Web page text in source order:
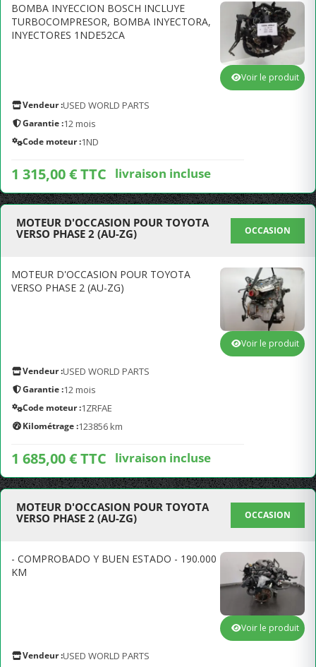
BOMBA INYECCION BOSCH INCLUYE
TURBOCOMPRESOR, BOMBA INYECTORA,
INYECTORES 1NDE52CA
Vendeur :USED WORLD PARTS
Garantie :12 mois
Code moteur :1ND
1 315,00 € TTC livraison incluse
Voir le produit
MOTEUR D'OCCASION POUR TOYOTA
VERSO PHASE 2 (AU-ZG)
OCCASION
MOTEUR D'OCCASION POUR TOYOTA
VERSO PHASE 2 (AU-ZG)
Vendeur :USED WORLD PARTS
Garantie :12 mois
Code moteur :1ZRFAE
Kilométrage :123856 km
1 685,00 € TTC livraison incluse
Voir le produit
MOTEUR D'OCCASION POUR TOYOTA
VERSO PHASE 2 (AU-ZG)
OCCASION
- COMPROBADO Y BUEN ESTADO - 190.000
KM
Vendeur :USED WORLD PARTS
Voir le produit